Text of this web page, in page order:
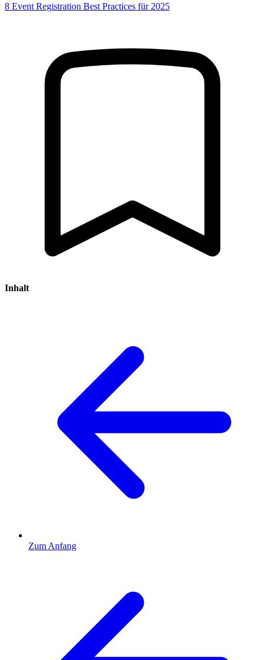
8 Event Registration Best Practices für 2025
Inhalt
Zum Anfang